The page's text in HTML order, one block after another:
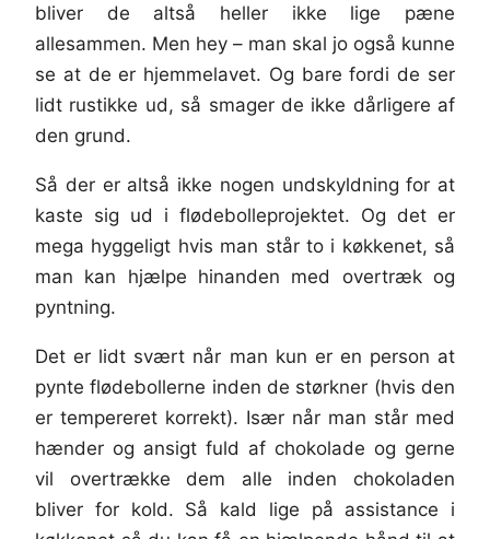
bliver de altså heller ikke lige pæne
allesammen. Men hey – man skal jo også kunne
se at de er hjemmelavet. Og bare fordi de ser
lidt rustikke ud, så smager de ikke dårligere af
den grund.
Så der er altså ikke nogen undskyldning for at
kaste sig ud i flødebolleprojektet. Og det er
mega hyggeligt hvis man står to i køkkenet, så
man kan hjælpe hinanden med overtræk og
pyntning.
Det er lidt svært når man kun er en person at
pynte flødebollerne inden de størkner (hvis den
er tempereret korrekt). Især når man står med
hænder og ansigt fuld af chokolade og gerne
vil overtrække dem alle inden chokoladen
bliver for kold. Så kald lige på assistance i